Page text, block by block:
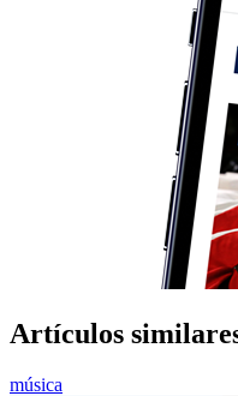
Artículos
música